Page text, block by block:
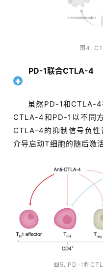
图4.
PD-1联合CTLA-4
虽然PD-1和CTLA-4
CTLA-4和PD-1以不同
CTLA-4的抑制信号负
介导启动T细胞的随后激
图5. PD-1和